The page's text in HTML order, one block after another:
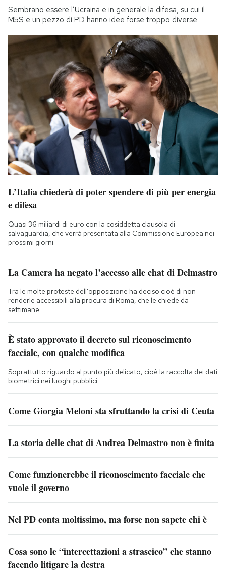
Sembrano essere l’Ucraina e in generale la difesa, su cui il
M5S e un pezzo di PD hanno idee forse troppo diverse
L’Italia chiederà di poter spendere di più per energia
e difesa
Quasi 36 miliardi di euro con la cosiddetta clausola di
salvaguardia, che verrà presentata alla Commissione Europea nei
prossimi giorni
La Camera ha negato l’accesso alle chat di Delmastro
Tra le molte proteste dell'opposizione ha deciso cioè di non
renderle accessibili alla procura di Roma, che le chiede da
settimane
È stato approvato il decreto sul riconoscimento
facciale, con qualche modifica
Soprattutto riguardo al punto più delicato, cioè la raccolta dei dati
biometrici nei luoghi pubblici
Come Giorgia Meloni sta sfruttando la crisi di Ceuta
La storia delle chat di Andrea Delmastro non è finita
Come funzionerebbe il riconoscimento facciale che
vuole il governo
Nel PD conta moltissimo, ma forse non sapete chi è
Cosa sono le “intercettazioni a strascico” che stanno
facendo litigare la destra